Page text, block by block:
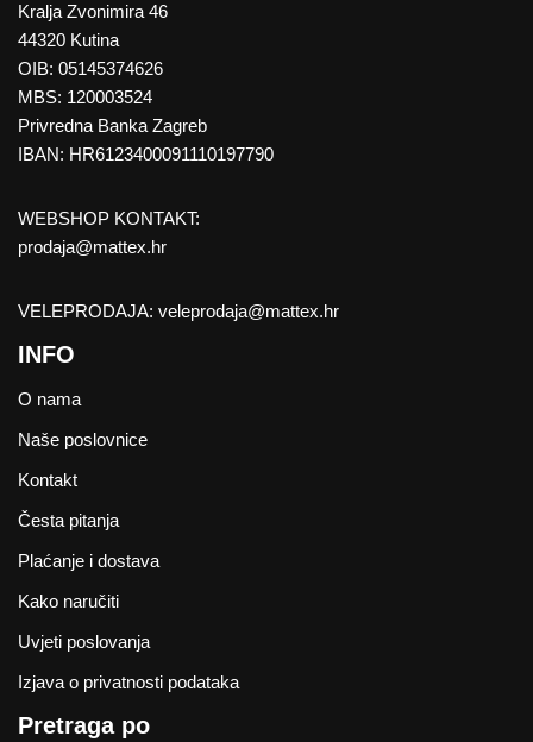
Kralja Zvonimira 46
44320 Kutina
OIB: 05145374626
MBS: 120003524
Privredna Banka Zagreb
IBAN: HR6123400091110197790
WEBSHOP KONTAKT:
prodaja@mattex.hr
VELEPRODAJA: veleprodaja@mattex.hr
INFO
O nama
Naše poslovnice
Kontakt
Česta pitanja
Plaćanje i dostava
Kako naručiti
Uvjeti poslovanja
Izjava o privatnosti podataka
Pretraga po